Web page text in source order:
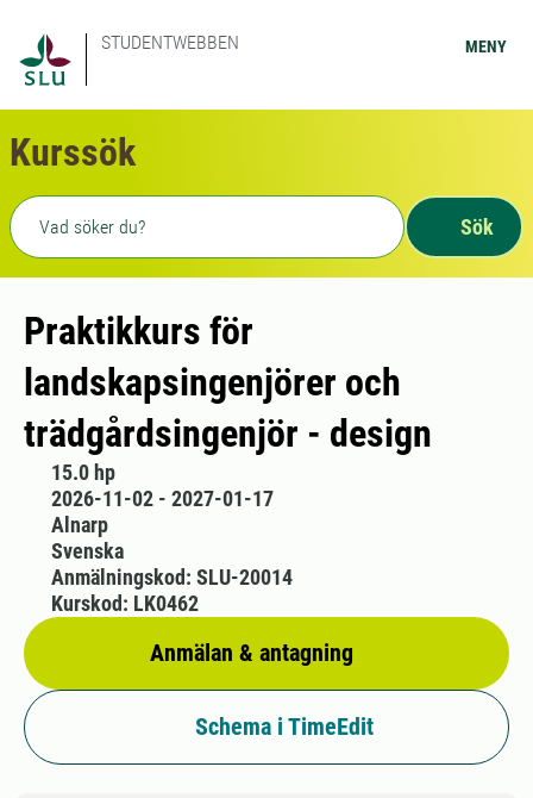
STUDENTWEBBEN MENY
Kurssök
Fritext sökning
Sök
Praktikkurs för
landskapsingenjörer och
trädgårdsingenjör - design
15.0 hp
2026-11-02 - 2027-01-17
Alnarp
Svenska
Anmälan & antagning
Anmälningskod: SLU-20014
Kurskod: LK0462
Schema i TimeEdit